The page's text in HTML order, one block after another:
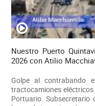
Nuestro Puerto
2026 con Atilio
Golpe al contrabando
tractocamiones
Portuario.